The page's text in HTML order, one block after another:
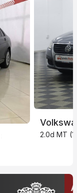
2.0d MT